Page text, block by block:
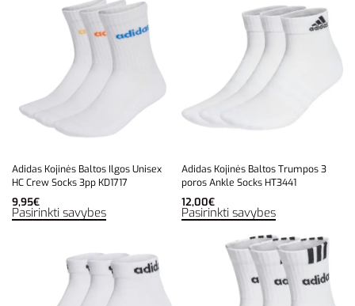
Adidas Kojinės Baltos Ilgos Unisex
HC Crew Socks 3pp KD1717
9,95€
Pasirinkti savybes
Adidas Kojinės Baltos Trumpos 3
poros Ankle Socks HT3441
12,00€
Pasirinkti savybes